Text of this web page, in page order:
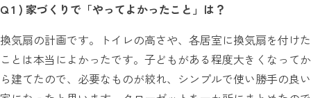
Q 1 ) 家づくりで「やってよかったこと」は？
換気扇の計画です。トイレの高さや、各居室に換気扇を付けた
ことは本当によかったです。子どもがある程度大きくなってか
ら建てたので、必要なものが絞れ、シンプルで使い勝手の良い